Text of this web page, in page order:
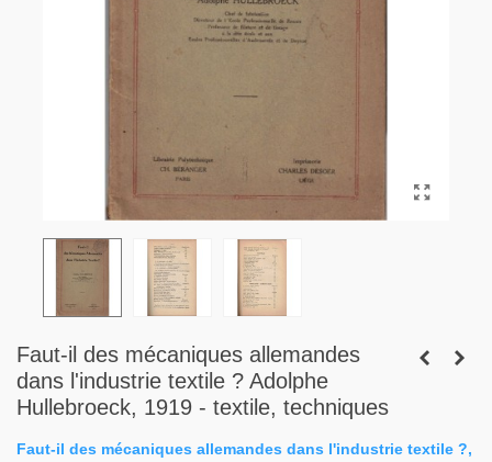
Faut-il des mécaniques allemandes
dans l'industrie textile ? Adolphe
Hullebroeck, 1919 - textile, techniques
Faut-il des mécaniques allemandes dans l'industrie textile ?,